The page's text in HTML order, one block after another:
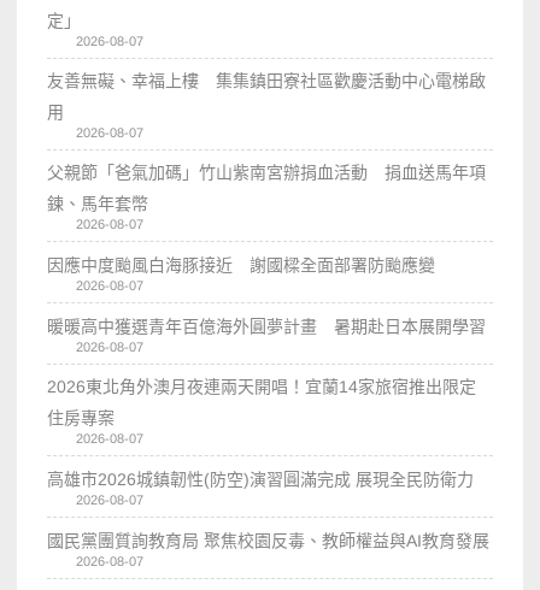
定」
2026-08-07
友善無礙、幸福上樓 集集鎮田寮社區歡慶活動中心電梯啟
用
2026-08-07
父親節「爸氣加碼」竹山紫南宮辦捐血活動 捐血送馬年項
鍊、馬年套幣
2026-08-07
因應中度颱風白海豚接近 謝國樑全面部署防颱應變
2026-08-07
暖暖高中獲選青年百億海外圓夢計畫 暑期赴日本展開學習
2026-08-07
2026東北角外澳月夜連兩天開唱！宜蘭14家旅宿推出限定
住房專案
2026-08-07
高雄市2026城鎮韌性(防空)演習圓滿完成 展現全民防衛力
2026-08-07
國民黨團質詢教育局 聚焦校園反毒、教師權益與AI教育發展
2026-08-07